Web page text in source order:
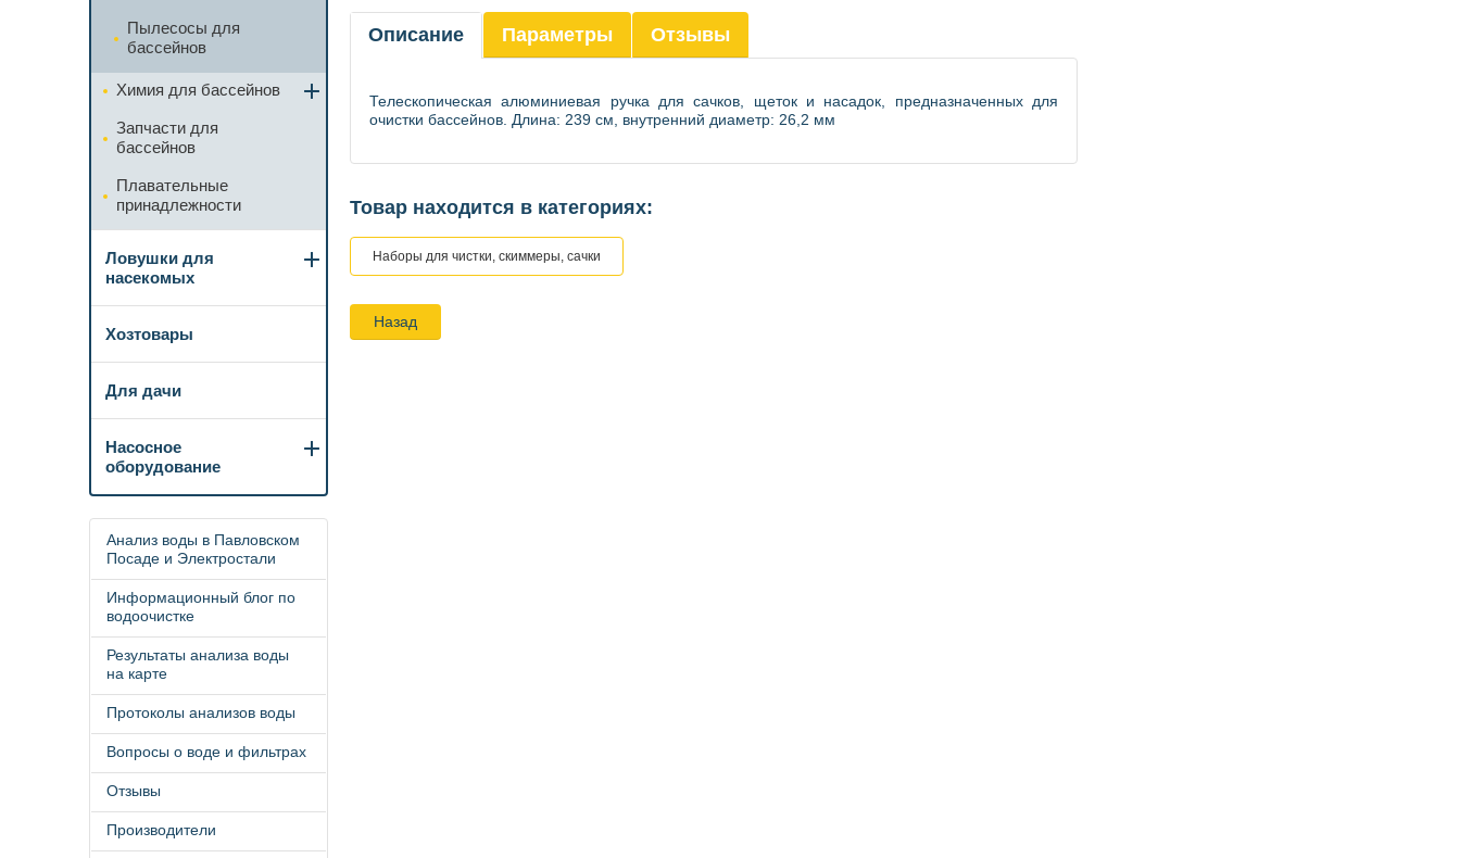
Описание Параметры Отзывы
Телескопическая алюминиевая ручка для сачков, щеток и насадок, предназначенных для
очистки бассейнов. Длина: 239 см, внутренний диаметр: 26,2 мм
Товар находится в категориях:
Наборы для чистки, скиммеры, сачки
Назад
Пылесосы для
бассейнов
Химия для бассейнов
Запчасти для
бассейнов
Плавательные
принадлежности
Ловушки для
насекомых
Хозтовары
Для дачи
Насосное
оборудование
Анализ воды в Павловском
Посаде и Электростали
Информационный блог по
водоочистке
Результаты анализа воды
на карте
Протоколы анализов воды
Вопросы о воде и фильтрах
Отзывы
Производители